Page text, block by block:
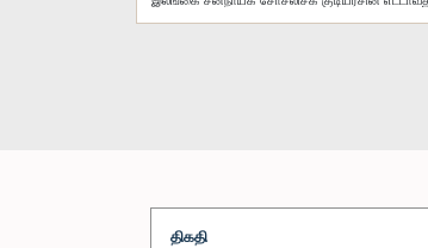
திகதி